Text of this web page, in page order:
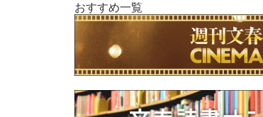
おすすめ一覧